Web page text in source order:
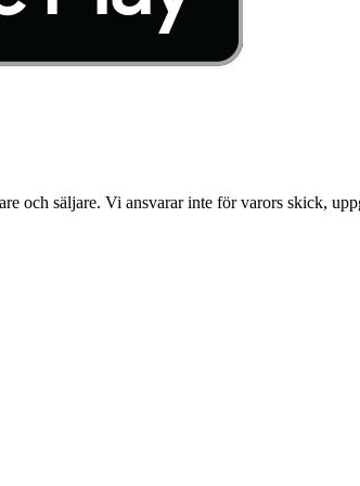
och säljare. Vi ansvarar inte för varors skick,